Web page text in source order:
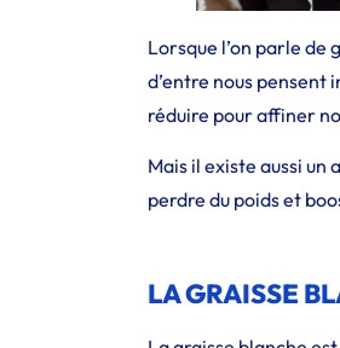
Lorsque l’on parle de
d’entre nous pensent
réduire pour affiner
Mais il existe aussi
perdre du poids et
LA GRAISSE